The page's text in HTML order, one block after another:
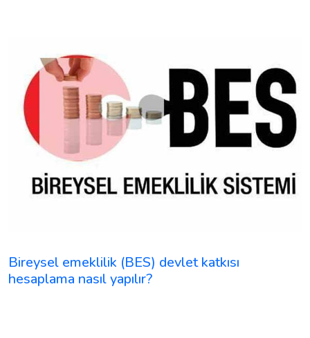
Bireysel emeklilik (BES) devlet katkısı
hesaplama nasıl yapılır?